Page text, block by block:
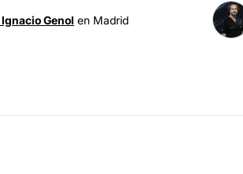
Ignacio Genol en Madrid